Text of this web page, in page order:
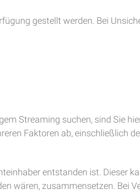
gestellt werden. Bei
Streaming suchen, sind Sie
Faktoren ab, einschließlich
entstanden ist. Dieser
wären, zusammensetzen. Bei